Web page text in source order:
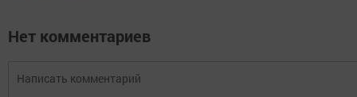
Нет комментариев